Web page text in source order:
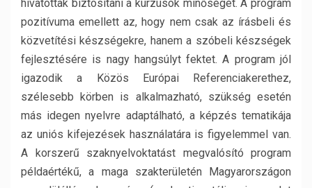
hivatottak biztosítani a kurzusok minőségét. A program
pozitívuma emellett az, hogy nem csak az írásbeli és
közvetítési készségekre, hanem a szóbeli készségek
fejlesztésére is nagy hangsúlyt fektet. A program jól
igazodik a Közös Európai Referenciakerethez,
szélesebb körben is alkalmazható, szükség esetén
más idegen nyelvre adaptálható, a képzés tematikája
az uniós kifejezések használatára is figyelemmel van.
A korszerű szaknyelvoktatást megvalósító program
példaértékű, a maga szakterületén Magyarországon